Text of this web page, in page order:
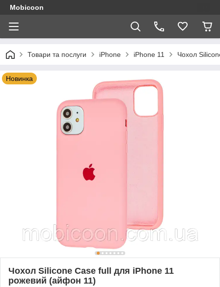
Mobicoon
Товари та послуги iPhone iPhone 11 Чохол
Новинка
Чохол Silicone Case full для iPhone 11
рожевий (айфон 11)